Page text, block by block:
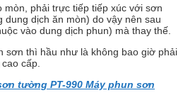
mòn, phải trực tiếp tiếp xúc với sơn
dung dịch ăn mòn) do vậy nên sau
vào dung dịch phun) mà thay thế.
sơn thì hầu như là không bao giờ phải
cấp.
tường PT-990 Máy phun sơn